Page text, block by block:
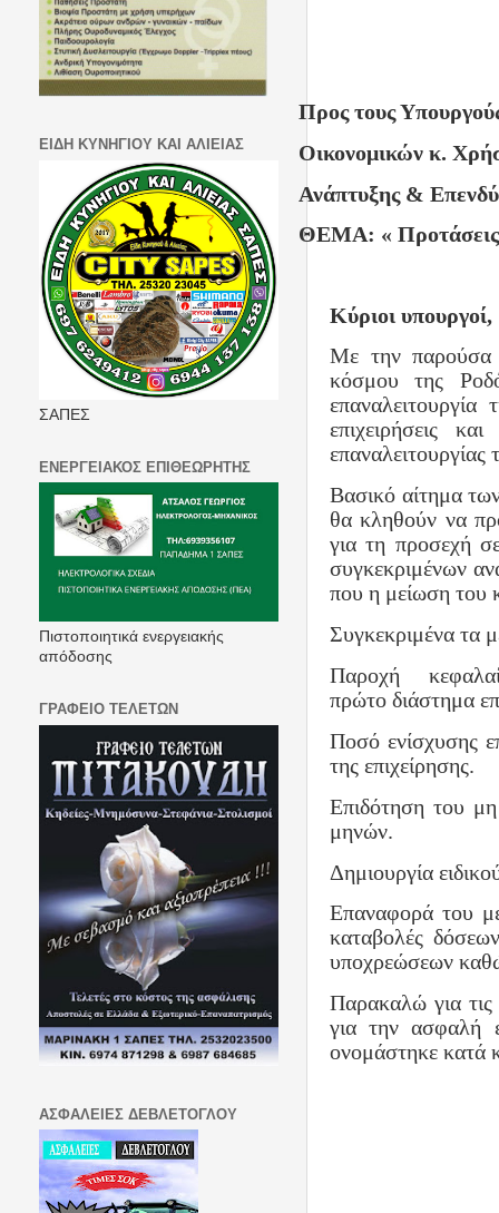
Προς τους
Οικονομικών κ.
Ανάπτυξης &
ΘΕΜΑ: « Προτάσεις
Κύριοι υπουργοί,
Με την παρούσα
κόσμου της
επιχειρήσεις
επαναλειτουργίας
Βασικό αίτημα
θα κληθούν να
για τη προσεχή
συγκεκριμένων
που η μείωση του
Συγκεκριμένα τα
Παροχή
πρώτο διάστημα
Ποσό ενίσχυσης
της επιχείρησης.
Επιδότηση του
μηνών.
Δημιουργία
Επαναφορά του
καταβολές
υποχρεώσεων
Παρακαλώ για τις
για την ασφαλή
ονομάστηκε κατά
ΕΙΔΗ ΚΥΝΗΓΙΟΥ ΚΑΙ ΑΛΙΕΙΑΣ
ΣΑΠΕΣ
ΕΝΕΡΓΕΙΑΚΟΣ ΕΠΙΘΕΩΡΗΤΗΣ
Πιστοποιητικά ενεργειακής
απόδοσης
ΓΡΑΦΕΙΟ ΤΕΛΕΤΩΝ
ΑΣΦΑΛΕΙΕΣ ΔΕΒΛΕΤΟΓΛΟΥ